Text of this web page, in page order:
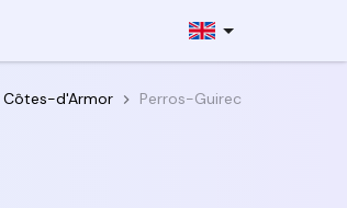
Côtes-d'Armor Perros-Guirec